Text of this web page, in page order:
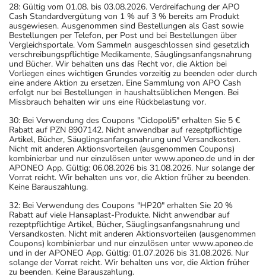
28: Gültig vom 01.08. bis 03.08.2026. Verdreifachung der APO
Cash Standardvergütung von 1 % auf 3 % bereits am Produkt
ausgewiesen. Ausgenommen sind Bestellungen als Gast sowie
Bestellungen per Telefon, per Post und bei Bestellungen über
Vergleichsportale. Vom Sammeln ausgeschlossen sind gesetzlich
verschreibungspflichtige Medikamente, Säuglingsanfangsnahrung
und Bücher. Wir behalten uns das Recht vor, die Aktion bei
Vorliegen eines wichtigen Grundes vorzeitig zu beenden oder durch
eine andere Aktion zu ersetzen. Eine Sammlung von APO Cash
erfolgt nur bei Bestellungen in haushaltsüblichen Mengen. Bei
Missbrauch behalten wir uns eine Rückbelastung vor.
30: Bei Verwendung des Coupons "Ciclopoli5" erhalten Sie 5 €
Rabatt auf PZN 8907142. Nicht anwendbar auf rezeptpflichtige
Artikel, Bücher, Säuglingsanfangsnahrung und Versandkosten.
Nicht mit anderen Aktionsvorteilen (ausgenommen Coupons)
kombinierbar und nur einzulösen unter www.aponeo.de und in der
APONEO App. Gültig: 06.08.2026 bis 31.08.2026. Nur solange der
Vorrat reicht. Wir behalten uns vor, die Aktion früher zu beenden.
Keine Barauszahlung.
32: Bei Verwendung des Coupons "HP20" erhalten Sie 20 %
Rabatt auf viele Hansaplast-Produkte. Nicht anwendbar auf
rezeptpflichtige Artikel, Bücher, Säuglingsanfangsnahrung und
Versandkosten. Nicht mit anderen Aktionsvorteilen (ausgenommen
Coupons) kombinierbar und nur einzulösen unter www.aponeo.de
und in der APONEO App. Gültig: 01.07.2026 bis 31.08.2026. Nur
solange der Vorrat reicht. Wir behalten uns vor, die Aktion früher
zu beenden. Keine Barauszahlung.